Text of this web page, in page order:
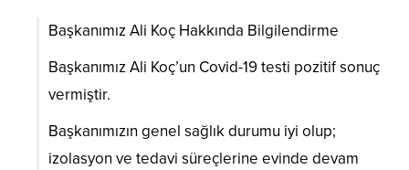
Başkanımız Ali Koç Hakkında Bilgilendirme
Başkanımız Ali Koç’un Covid-19 testi pozitif sonuç
vermiştir.
Başkanımızın genel sağlık durumu iyi olup;
izolasyon ve tedavi süreçlerine evinde devam